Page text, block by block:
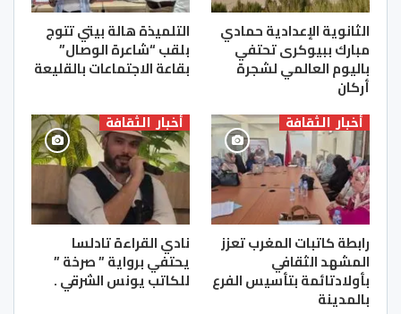
الثانوية الإعدادية حمادي
مبارك ببيوكرى تحتفي
باليوم العالمي لشجرة
أركان
التلميذة هالة بيتي تتوج
بلقب “شاعرة الوصال”
بقاعة الاجتماعات بالقليعة
أخبار الثقافة
رابطة كاتبات المغرب تعزز
المشهد الثقافي
بأولادتائمة بتأسيس الفرع
بالمدينة
أخبار الثقافة
نادي القراءة تادلسا
يحتفي برواية ” صرخة ”
للكاتب يونس الشرقي .